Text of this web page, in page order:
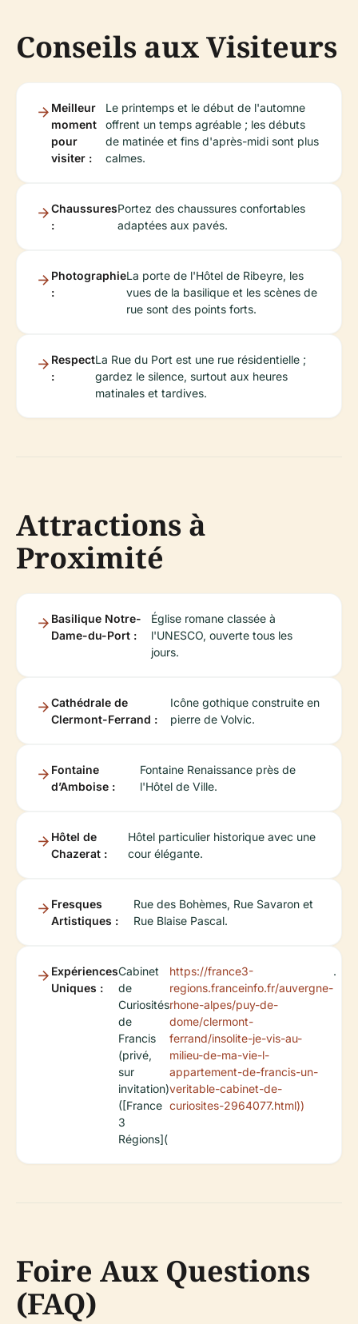
Conseils aux Visiteurs
Meilleur
moment
pour
visiter :
Le printemps et le début de l'automne
offrent un temps agréable ; les débuts
de matinée et fins d'après-midi sont plus
calmes.
Chaussures
:
Portez des chaussures confortables
adaptées aux pavés.
Photographie
:
La porte de l'Hôtel de Ribeyre, les
vues de la basilique et les scènes de
rue sont des points forts.
Respect
:
La Rue du Port est une rue résidentielle ;
gardez le silence, surtout aux heures
matinales et tardives.
Attractions à
Proximité
Basilique Notre-
Dame-du-Port :
Église romane classée à
l'UNESCO, ouverte tous les
jours.
Cathédrale de
Clermont-Ferrand :
Icône gothique construite en
pierre de Volvic.
Fontaine
d’Amboise :
Fontaine Renaissance près de
l'Hôtel de Ville.
Hôtel de
Chazerat :
Hôtel particulier historique avec une
cour élégante.
Fresques
Artistiques :
Rue des Bohèmes, Rue Savaron et
Rue Blaise Pascal.
Expériences
Uniques :
Cabinet
de
Curiosités
de
Francis
(privé,
sur
invitation)
([France
3
Régions](
https://france3-
regions.franceinfo.fr/auvergne-
rhone-alpes/puy-de-
dome/clermont-
ferrand/insolite-je-vis-au-
milieu-de-ma-vie-l-
appartement-de-francis-un-
veritable-cabinet-de-
curiosites-2964077.html))
.
Foire Aux Questions
(FAQ)